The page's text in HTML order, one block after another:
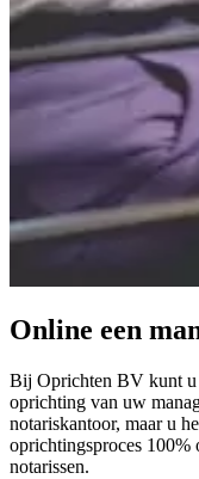
Online een
Bij Oprichten BV kunt u
oprichting van uw
notariskantoor, maar u
oprichtingsproces 100%
notarissen.